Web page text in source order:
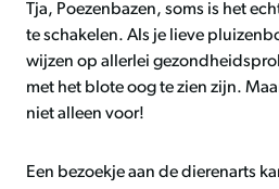
Tja, Poezenbazen, soms is het
te schakelen. Als je lieve
wijzen op allerlei
met het blote oog te zien zijn.
niet alleen voor!
Een bezoekje aan de dierenarts